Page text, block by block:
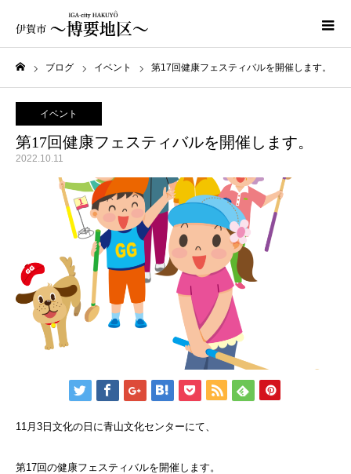
ブログ イベント 第17回健康フェスティバルを開催します。
イベント
第17回健康フェスティバルを開催します。
2022.10.11
11月3日文化の日に青山文化センターにて、
第17回の健康フェスティバルを開催します。